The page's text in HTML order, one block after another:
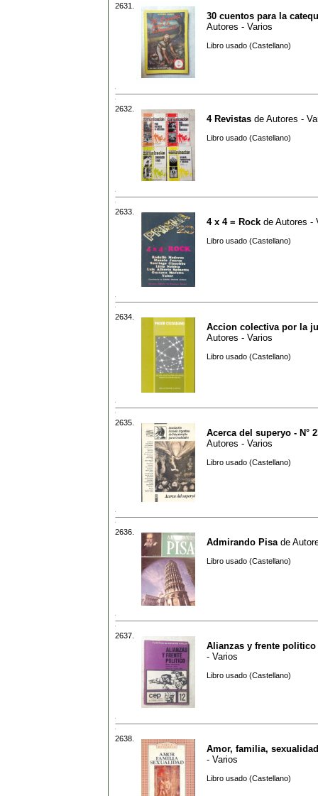
2631.
30 cuentos para la
Autores - Varios
Libro usado (Castellano)
2632.
4 Revistas de Autores -
Libro usado (Castellano)
2633.
4 x 4 = Rock de Autores -
Libro usado (Castellano)
2634.
Accion colectiva por la
Autores - Varios
Libro usado (Castellano)
2635.
Acerca del superyo - N°
Autores - Varios
Libro usado (Castellano)
2636.
Admirando Pisa de
Libro usado (Castellano)
2637.
Alianzas y frente politico
- Varios
Libro usado (Castellano)
2638.
Amor, familia, sexualidad
- Varios
Libro usado (Castellano)